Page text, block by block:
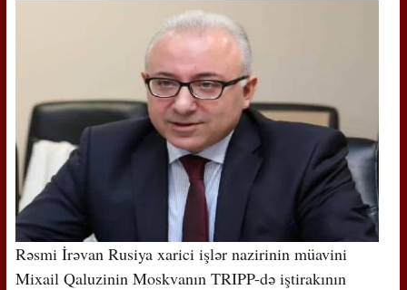
Rəsmi İrəvan Rusiya xarici işlər nazirinin müavini
Mixail Qaluzinin Moskvanın TRIPP-də iştirakının